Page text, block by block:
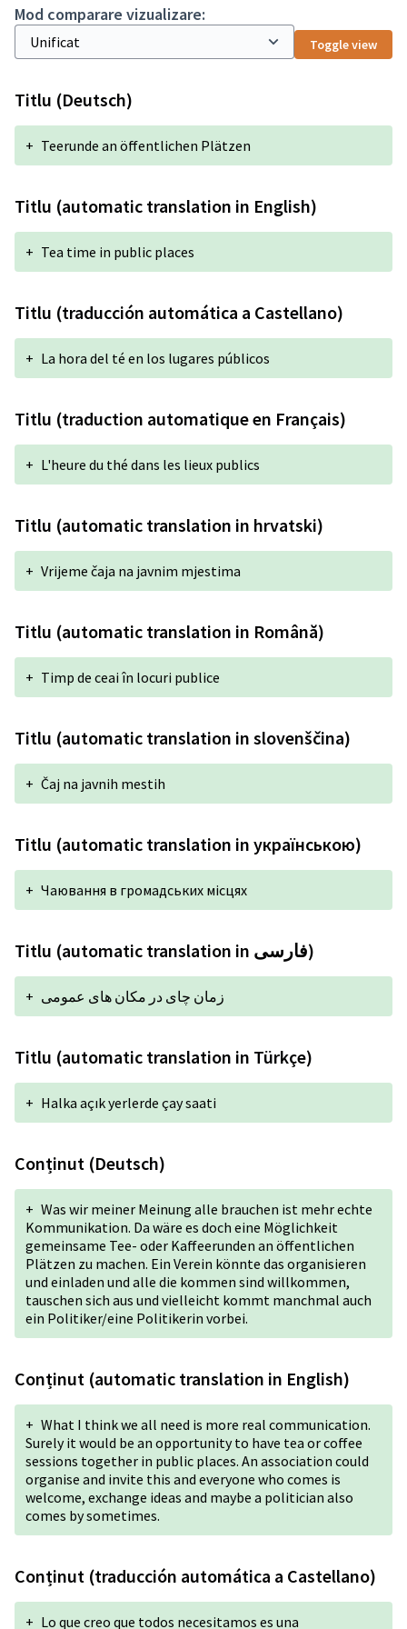
Mod comparare vizualizare:
Toggle view
Titlu (Deutsch)
+ Teerunde an öffentlichen Plätzen
Titlu (automatic translation in English)
+ Tea time in public places
Titlu (traducción automática a Castellano)
+ La hora del té en los lugares públicos
Titlu (traduction automatique en Français)
+ L'heure du thé dans les lieux publics
Titlu (automatic translation in hrvatski)
+ Vrijeme čaja na javnim mjestima
Titlu (automatic translation in Română)
+ Timp de ceai în locuri publice
Titlu (automatic translation in slovenščina)
+ Čaj na javnih mestih
Titlu (automatic translation in українською)
+ Чаювання в громадських місцях
Titlu (automatic translation in فارسی)
+ زمان چای در مکان های عمومی
Titlu (automatic translation in Türkçe)
+ Halka açık yerlerde çay saati
Conținut (Deutsch)
+ Was wir meiner Meinung alle brauchen ist mehr echte
Kommunikation. Da wäre es doch eine Möglichkeit
gemeinsame Tee- oder Kaffeerunden an öffentlichen
Plätzen zu machen. Ein Verein könnte das organisieren
und einladen und alle die kommen sind willkommen,
tauschen sich aus und vielleicht kommt manchmal auch
ein Politiker/eine Politikerin vorbei.
Conținut (automatic translation in English)
+ What I think we all need is more real communication.
Surely it would be an opportunity to have tea or coffee
sessions together in public places. An association could
organise and invite this and everyone who comes is
welcome, exchange ideas and maybe a politician also
comes by sometimes.
Conținut (traducción automática a Castellano)
+ Lo que creo que todos necesitamos es una